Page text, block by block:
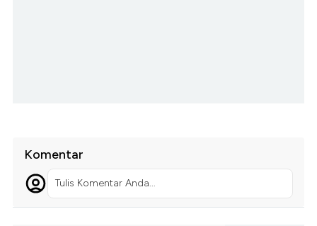
Komentar
Tulis Komentar Anda...